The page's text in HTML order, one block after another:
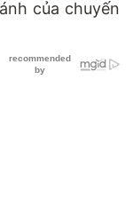
của chuyến